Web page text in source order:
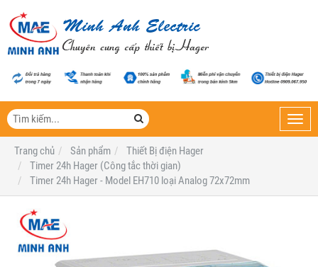
Trang chủ
Sản phẩm
Thiết Bị điện Hager
Timer 24h Hager (Công tắc thời gian)
Timer 24h Hager - Model EH710 loại Analog 72x72mm